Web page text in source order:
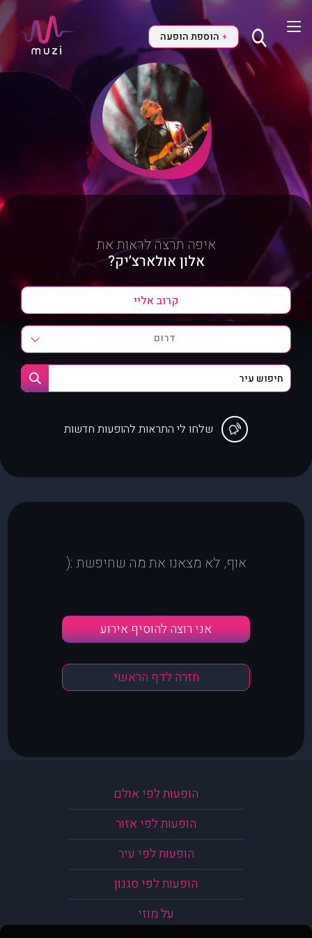
+ הוספת הופעה
איפה תרצה לראות את
אלון אולארצ’יק?
דרום
שלחו לי התראות להופעות חדשות
אוף, לא מצאנו את מה שחיפשת :(
אני רוצה להוסיף אירוע
חזרה לדף הראשי
הופעות לפי אולם
הופעות לפי אזור
הופעות לפי עיר
הופעות לפי סגנון
על מוזי